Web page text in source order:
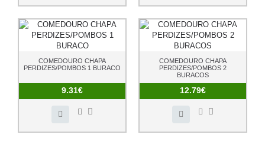
COMEDOURO CHAPA
PERDIZES/POMBOS 1 BURACO
9.31€
COMEDOURO CHAPA
PERDIZES/POMBOS 2
BURACOS
12.79€